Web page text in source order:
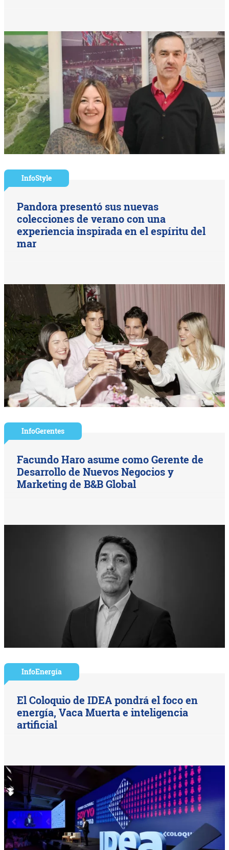
InfoStyle
Pandora presentó sus nuevas
colecciones de verano con una
experiencia inspirada en el espíritu del
mar
InfoGerentes
Facundo Haro asume como Gerente de
Desarrollo de Nuevos Negocios y
Marketing de B&B Global
InfoEnergía
El Coloquio de IDEA pondrá el foco en
energía, Vaca Muerta e inteligencia
artificial